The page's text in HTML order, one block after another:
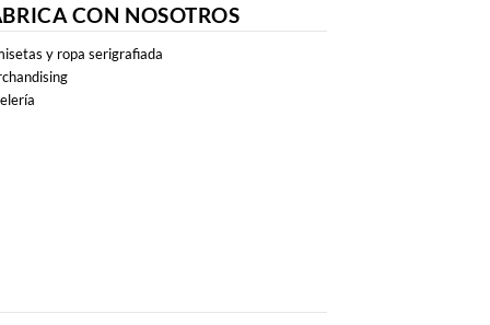
CON NOSOTROS
y ropa serigrafiada